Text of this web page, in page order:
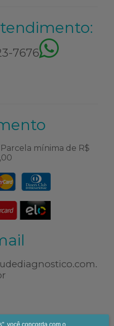
7676
mínima de R$
você concorda com o